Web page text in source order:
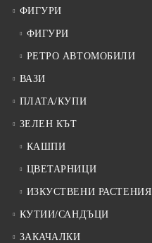
ФИГУРИ
ФИГУРИ
РЕТРО АВТОМОБИЛИ
ВАЗИ
ПЛАТА/КУПИ
ЗЕЛЕН КЪТ
КАШПИ
ЦВЕТАРНИЦИ
ИЗКУСТВЕНИ РАСТЕНИЯ
КУТИИ/САНДЪЦИ
ЗАКАЧАЛКИ